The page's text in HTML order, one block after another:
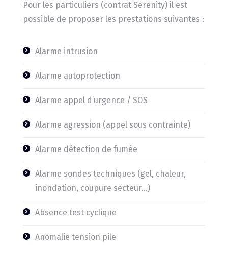
Pour les particuliers (contrat Serenity) il est
possible de proposer les prestations suivantes :
Alarme intrusion
Alarme autoprotection
Alarme appel d’urgence / SOS
Alarme agression (appel sous contrainte)
Alarme détection de fumée
Alarme sondes techniques (gel, chaleur,
inondation, coupure secteur…)
Absence test cyclique
Anomalie tension pile